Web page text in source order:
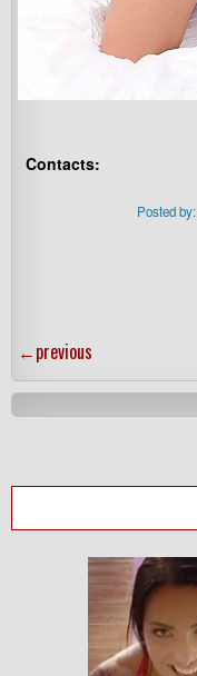
Contacts:
Posted by:
←previous